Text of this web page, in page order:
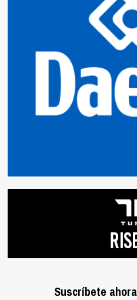
Suscríbete